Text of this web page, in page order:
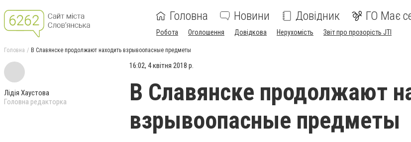
Головна Новини Довідник ГО Має
Робота Оголошення Довідкова Нерухомість Звіт про прозорість JTI
Головна В Славянске продолжают находить взрывоопасные предметы
Лідія Хаустова
Головна редакторка
16:02, 4 квітня 2018 р.
В Славянске продолжают
взрывоопасные предметы